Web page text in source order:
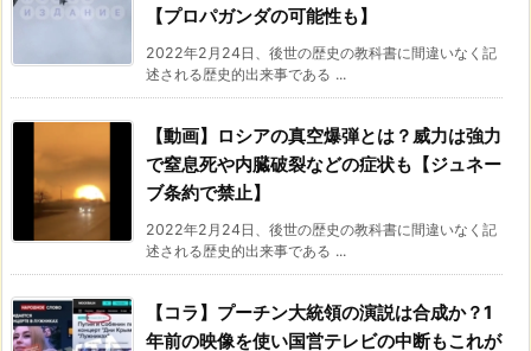
【プロパガンダの可能性も】
2022年2月24日、後世の歴史の教科書に間違いなく記
述される歴史的出来事である ...
【動画】ロシアの真空爆弾とは？威力は強力
で窒息死や内臓破裂などの症状も【ジュネー
ブ条約で禁止】
2022年2月24日、後世の歴史の教科書に間違いなく記
述される歴史的出来事である ...
【コラ】プーチン大統領の演説は合成か？1
年前の映像を使い国営テレビの中断もこれが